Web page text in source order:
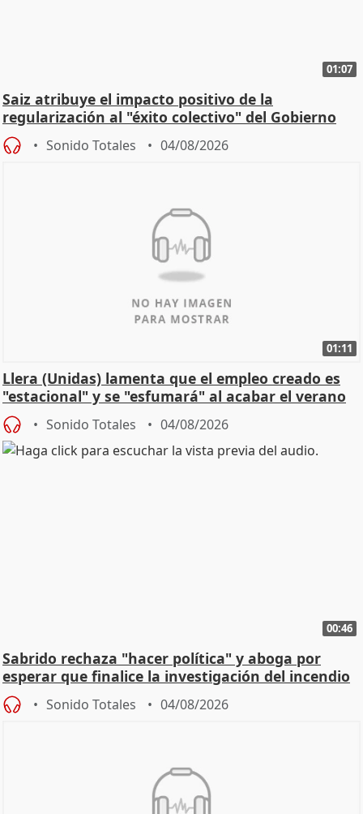
01:07
Saiz atribuye el impacto positivo de la
regularización al "éxito colectivo" del Gobierno
Sonido Totales 04/08/2026
01:11
Llera (Unidas) lamenta que el empleo creado es
"estacional" y se "esfumará" al acabar el verano
Sonido Totales 04/08/2026
00:46
Sabrido rechaza "hacer política" y aboga por
esperar que finalice la investigación del incendio
Sonido Totales 04/08/2026